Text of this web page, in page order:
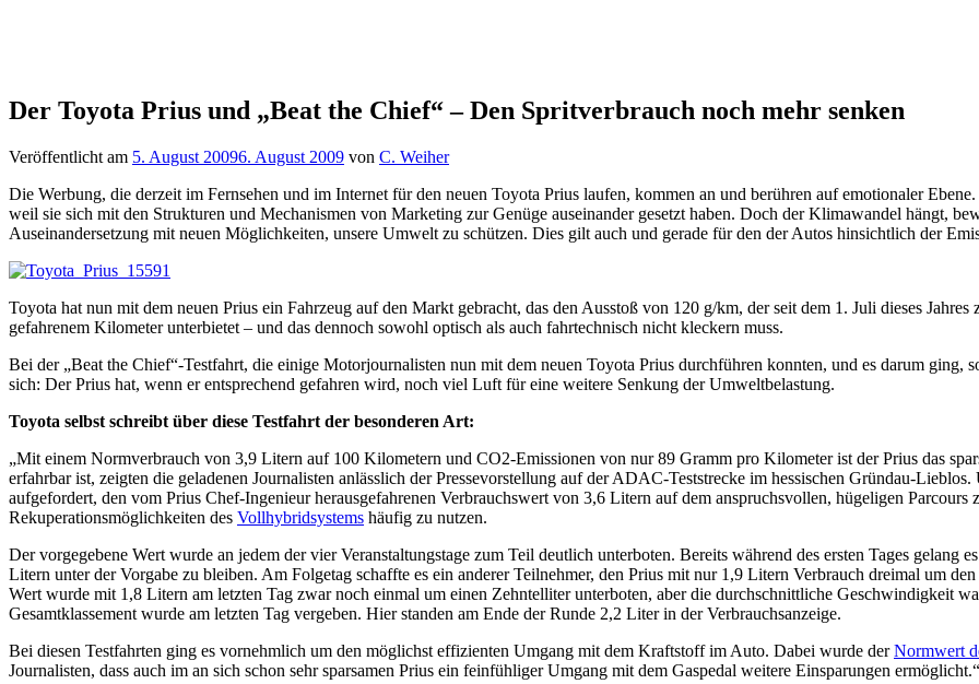
Der Toyota Prius und „Beat the Chief“ – Den Spritverbrauch noch mehr senken
Veröffentlicht am 5. August 20096. August 2009 von C. Weiher
Die Werbung, die derzeit im Fernsehen und im Internet für den neuen Toyota Prius laufen, kommen an und berühren auf emotionaler
weil sie sich mit den Strukturen und Mechanismen von Marketing zur Genüge auseinander gesetzt haben. Doch der Klimawandel hängt,
Auseinandersetzung mit neuen Möglichkeiten, unsere Umwelt zu schützen. Dies gilt auch und gerade für den der Autos hinsichtlich der
Toyota hat nun mit dem neuen Prius ein Fahrzeug auf den Markt gebracht, das den Ausstoß von 120 g/km, der seit dem 1. Juli dieses
gefahrenem Kilometer unterbietet – und das dennoch sowohl optisch als auch fahrtechnisch nicht kleckern muss.
Bei der „Beat the Chief“-Testfahrt, die einige Motorjournalisten nun mit dem neuen Toyota Prius durchführen konnten, und es darum ging,
sich: Der Prius hat, wenn er entsprechend gefahren wird, noch viel Luft für eine weitere Senkung der Umweltbelastung.
Toyota selbst schreibt über diese Testfahrt der besonderen Art:
„Mit einem Normverbrauch von 3,9 Litern auf 100 Kilometern und CO2-Emissionen von nur 89 Gramm pro Kilometer ist der Prius das
erfahrbar ist, zeigten die geladenen Journalisten anlässlich der Pressevorstellung auf der ADAC-Teststrecke im hessischen Gründau-
aufgefordert, den vom Prius Chef-Ingenieur herausgefahrenen Verbrauchswert von 3,6 Litern auf dem anspruchsvollen, hügeligen
Rekuperationsmöglichkeiten des Vollhybridsystems häufig zu nutzen.
Der vorgegebene Wert wurde an jedem der vier Veranstaltungstage zum Teil deutlich unterboten. Bereits während des ersten Tages gelang
Litern unter der Vorgabe zu bleiben. Am Folgetag schaffte es ein anderer Teilnehmer, den Prius mit nur 1,9 Litern Verbrauch dreimal um
Wert wurde mit 1,8 Litern am letzten Tag zwar noch einmal um einen Zehntelliter unterboten, aber die durchschnittliche Geschwindigkeit
Gesamtklassement wurde am letzten Tag vergeben. Hier standen am Ende der Runde 2,2 Liter in der Verbrauchsanzeige.
Bei diesen Testfahrten ging es vornehmlich um den möglichst effizienten Umgang mit dem Kraftstoff im Auto. Dabei wurde derNormwert
Journalisten, dass auch im an sich schon sehr sparsamen Prius ein feinfühliger Umgang mit dem Gaspedal weitere Einsparungen